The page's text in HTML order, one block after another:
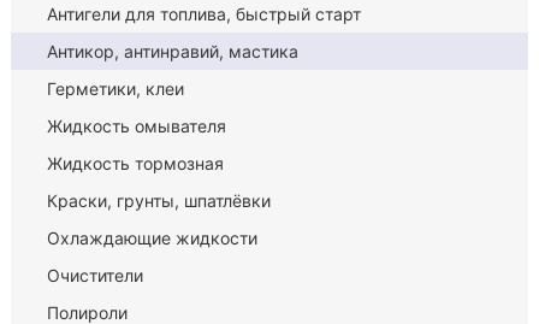
Антигели для топлива, быстрый старт
Антикор, антинравий, мастика
Герметики, клеи
Жидкость омывателя
Жидкость тормозная
Краски, грунты, шпатлёвки
Охлаждающие жидкости
Очистители
Полироли